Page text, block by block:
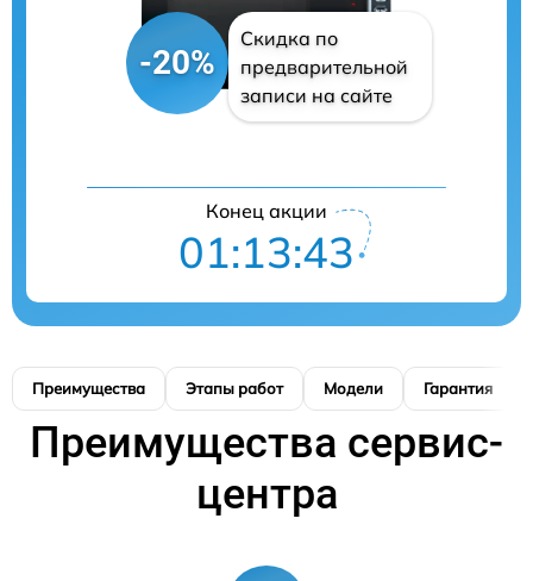
-20%
Скидка по
предварительной
записи на сайте
Конец акции
01:13:42
Преимущества Этапы работ Модели Гарантия
Преимущества сервис-
центра